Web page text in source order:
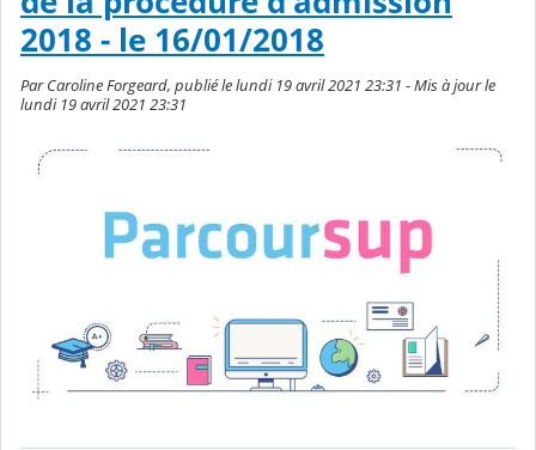
2018 - le 16/01/2018
Par Caroline Forgeard, publié le lundi 19 avril 2021 23:31 - Mis à jour le
lundi 19 avril 2021 23:31